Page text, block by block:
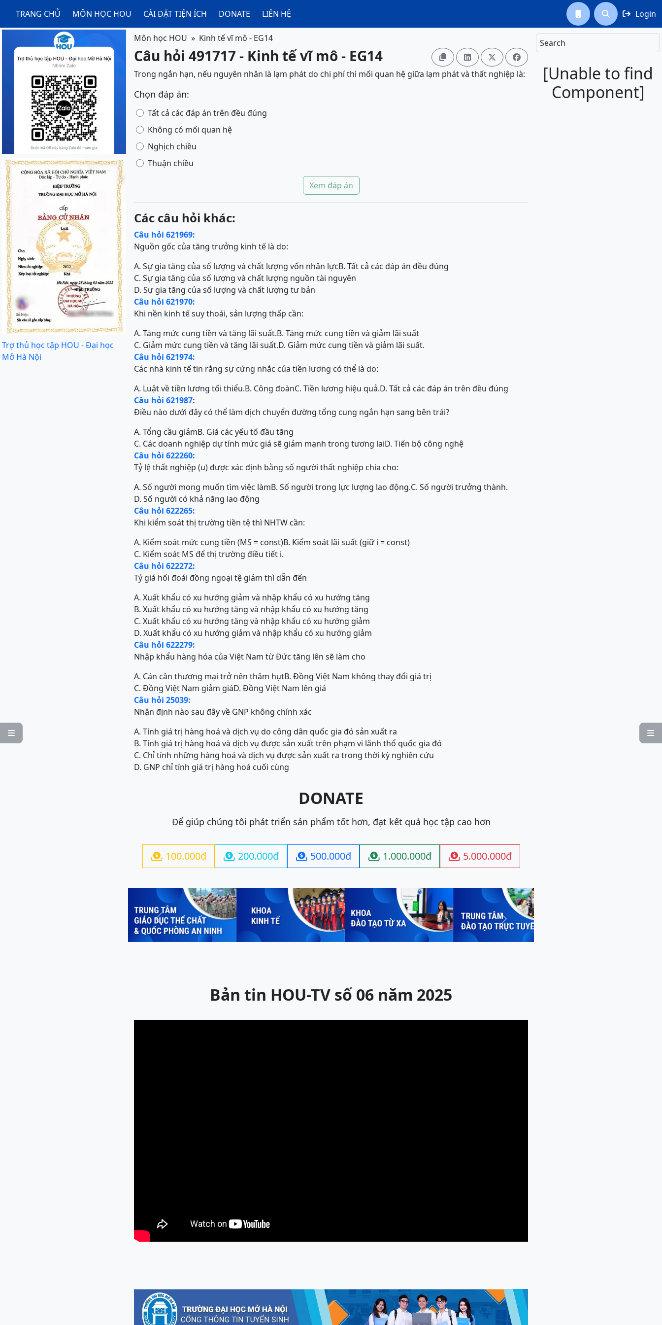
TRANG CHỦ MÔN HỌC HOU CÀI ĐẶT TIỆN ÍCH DONATE LIÊN HỆ   Login

Search
[Unable to find
Component]

Trợ thủ học tập HOU - Đại học
Mở Hà Nội
Môn học HOU Kinh tế vĩ mô - EG14
Câu hỏi 491717 - Kinh tế vĩ mô - EG14    
Trong ngắn hạn, nếu nguyên nhân là lạm phát do chi phí thì mối quan hệ giữa lạm phát và thất nghiệp là:
Chọn đáp án:
Tất cả các đáp án trên đều đúng
Không có mối quan hệ
Nghịch chiều
Thuận chiều
Xem đáp án
Các câu hỏi khác:
Câu hỏi 621969:
Nguồn gốc của tăng trưởng kinh tế là do:
A. Sự gia tăng của số lượng và chất lượng vốn nhân lựcB. Tất cả các đáp án đều đúng
C. Sự gia tăng của số lượng và chất lượng nguồn tài nguyên
D. Sự gia tăng của số lượng và chất lượng tư bản
Câu hỏi 621970:
Khi nền kinh tế suy thoái, sản lượng thấp cần:
A. Tăng mức cung tiền và tăng lãi suất.B. Tăng mức cung tiền và giảm lãi suất
C. Giảm mức cung tiền và tăng lãi suất.D. Giảm mức cung tiền và giảm lãi suất.
Câu hỏi 621974:
Các nhà kinh tế tin rằng sự cứng nhắc của tiền lương có thể là do:
A. Luật về tiền lương tối thiểu.B. Công đoànC. Tiền lương hiệu quả.D. Tất cả các đáp án trên đều đúng
Câu hỏi 621987:
Điều nào dưới đây có thể làm dịch chuyển đường tổng cung ngắn hạn sang bên trái?
A. Tổng cầu giảmB. Giá các yếu tố đầu tăng
C. Các doanh nghiệp dự tính mức giá sẽ giảm mạnh trong tương laiD. Tiến bộ công nghệ
Câu hỏi 622260:
Tỷ lệ thất nghiệp (u) được xác định bằng số người thất nghiệp chia cho:
A. Số người mong muốn tìm việc làmB. Số người trong lực lượng lao động.C. Số người trưởng thành.
D. Số người có khả năng lao động
Câu hỏi 622265:
Khi kiểm soát thị trường tiền tệ thì NHTW cần:
A. Kiểm soát mức cung tiền (MS = const)B. Kiểm soát lãi suất (giữ i = const)
C. Kiểm soát MS để thị trường điều tiết i.
Câu hỏi 622272:
Tỷ giá hối đoái đồng ngoại tệ giảm thì dẫn đến
A. Xuất khẩu có xu hướng giảm và nhập khẩu có xu hướng tăng
B. Xuất khẩu có xu hướng tăng và nhập khẩu có xu hướng tăng
C. Xuất khẩu có xu hướng tăng và nhập khẩu có xu hướng giảm
D. Xuất khẩu có xu hướng giảm và nhập khẩu có xu hướng giảm
Câu hỏi 622279:
Nhập khẩu hàng hóa của Việt Nam từ Đức tăng lên sẽ làm cho
A. Cán cân thương mại trở nên thâm hụtB. Đồng Việt Nam không thay đổi giá trị
C. Đồng Việt Nam giảm giáD. Đồng Việt Nam lên giá
Câu hỏi 25039:
Nhận định nào sau đây về GNP không chính xác
A. Tính giá trị hàng hoá và dịch vụ do công dân quốc gia đó sản xuất ra
B. Tính giá trị hàng hoá và dịch vụ được sản xuất trên phạm vi lãnh thổ quốc gia đó
C. Chỉ tính những hàng hoá và dịch vụ được sản xuất ra trong thời kỳ nghiên cứu
D. GNP chỉ tính giá trị hàng hoá cuối cùng
DONATE
Để giúp chúng tôi phát triển sản phẩm tốt hơn, đạt kết quả học tập cao hơn
 100.000đ  200.000đ  500.000đ  1.000.000đ  5.000.000đ
Previous Next
Bản tin HOU-TV số 06 năm 2025